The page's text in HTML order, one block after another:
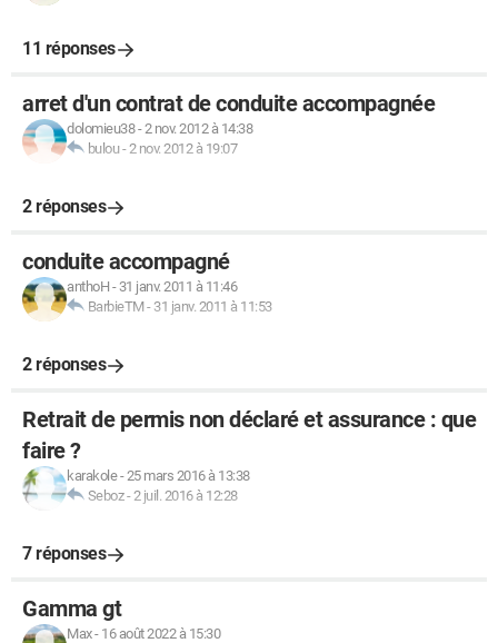
11 réponses
arret d'un contrat de conduite accompagnée
dolomieu38-2 nov. 2012 à 14:38
bulou-2 nov. 2012 à 19:07
2 réponses
conduite accompagné
anthoH - 31 janv. 2011 à 11:46
BarbieTM- 31 janv. 2011 à 11:53
2 réponses
Retrait de permis non déclaré et assurance : que
faire ?
karakole-25 mars 2016 à 13:38
Seboz-2 juil. 2016 à 12:28
7 réponses
Gamma gt
Max- 16 août 2022 à 15:30